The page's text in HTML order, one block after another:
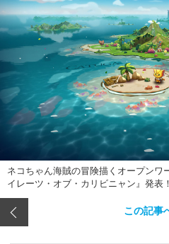
ネコちゃん海賊の冒険描くオープンワ
イレーツ・オブ・カリビニャン』発表！
この記事